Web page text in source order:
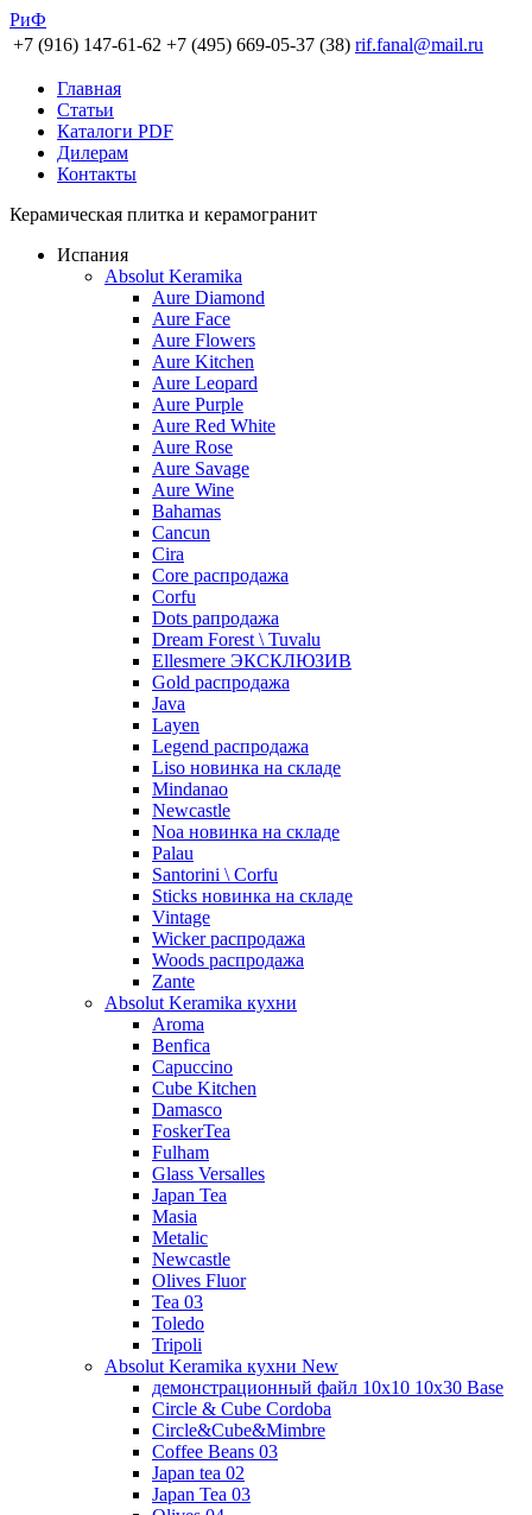
РиФ
+7 (916) 147-61-62 +7 (495) 669-05-37 (38) rif.fanal@mail.ru
Главная
Статьи
Каталоги PDF
Дилерам
Контакты
Керамическая плитка и керамогранит
Испания
Absolut Keramika
Aure Diamond
Aure Face
Aure Flowers
Aure Kitchen
Aure Leopard
Aure Purple
Aure Red White
Aure Rose
Aure Savage
Aure Wine
Bahamas
Cancun
Cira
Core распродажа
Corfu
Dots рапродажа
Dream Forest \ Tuvalu
Ellesmere ЭКСКЛЮЗИВ
Gold распродажа
Java
Layen
Legend распродажа
Liso новинка на складе
Mindanao
Newcastle
Noa новинка на складе
Palau
Santorini \ Corfu
Sticks новинка на складе
Vintage
Wicker распродажа
Woods распродажа
Zante
Absolut Keramika кухни
Aroma
Benfica
Capuccino
Cube Kitchen
Damasco
FoskerTea
Fulham
Glass Versalles
Japan Tea
Masia
Metalic
Newcastle
Olives Fluor
Tea 03
Toledo
Tripoli
Absolut Keramika кухни New
демонстрационный файл 10x10 10x30 Base
Circle & Cube Cordoba
Circle&Cube&Mimbre
Coffee Beans 03
Japan tea 02
Japan Tea 03